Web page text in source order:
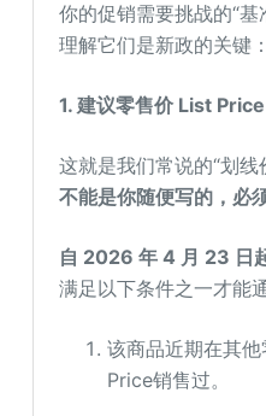
你的促销需要挑战的“基
理解它们是新政的关键：
1. 建议零售价 List Price
这就是我们常说的“划
不能是你随便写的，必
自 2026 年 4 月 23 日
满足以下条件之一才能
该商品近期在其
Price销售过。